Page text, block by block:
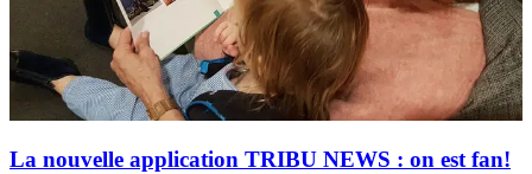
La nouvelle application TRIBU NEWS : on est fan!